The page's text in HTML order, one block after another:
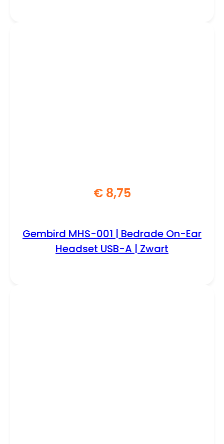
€8,75
Gembird MHS-001 | Bedrade On-Ear
Headset USB-A | Zwart